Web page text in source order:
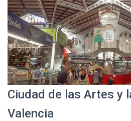
Ciudad de las Artes y
Valencia